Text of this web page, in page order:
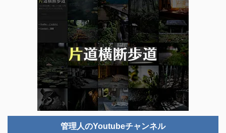
管理人のYoutubeチャンネル